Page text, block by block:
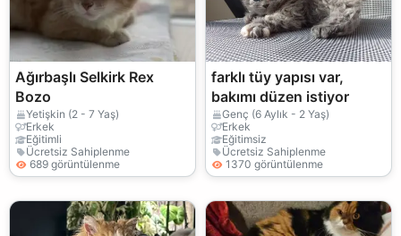
Ağırbaşlı Selkirk Rex
Bozo
Yetişkin (2 - 7 Yaş)
Erkek
Eğitimli
Ücretsiz Sahiplenme
689 görüntülenme
farklı tüy yapısı var,
bakımı düzen istiyor
Genç (6 Aylık - 2 Yaş)
Erkek
Eğitimsiz
Ücretsiz Sahiplenme
1370 görüntülenme